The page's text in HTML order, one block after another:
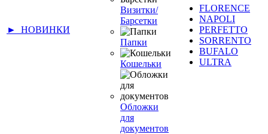
► НОВИНКИ
Визитки/
Барсетки
Папки
Кошельки
Обложки
для
документов
FLORENCE
NAPOLI
PERFETTO
SORRENTO
BUFALO
ULTRA